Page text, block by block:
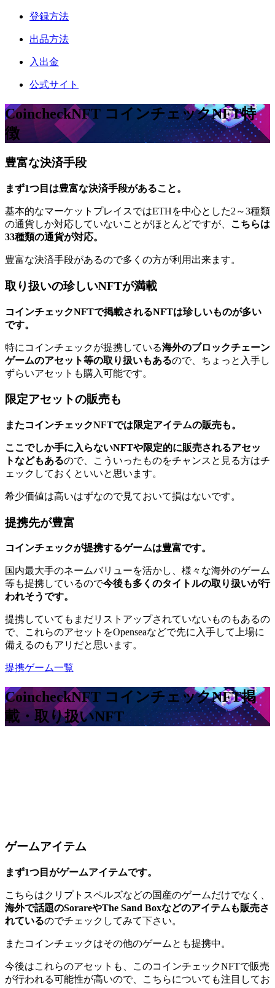
登録方法
出品方法
入出金
公式サイト
CoincheckNFT コインチェックNFT特
徴
豊富な決済手段
まず1つ目は豊富な決済手段があること。
基本的なマーケットプレイスではETHを中心とした2～3種類
の通貨しか対応していないことがほとんどですが、 こちらは
33種類の通貨が対応。
豊富な決済手段があるので多くの方が利用出来ます。
取り扱いの珍しいNFTが満載
コインチェックNFTで掲載されるNFTは珍しいものが多い
です。
特にコインチェックが提携している海外のブロックチェーン
ゲームのアセット等の取り扱いもあるので、ちょっと入手し
ずらいアセットも購入可能です。
限定アセットの販売も
またコインチェックNFTでは限定アイテムの販売も。
ここでしか手に入らないNFTや限定的に販売されるアセッ
トなどもあるので、こういったものをチャンスと見る方はチ
ェックしておくといいと思います。
希少価値は高いはずなので見ておいて損はないです。
提携先が豊富
コインチェックが提携するゲームは豊富です。
国内最大手のネームバリューを活かし、様々な海外のゲーム
等も提携しているので今後も多くのタイトルの取り扱いが行
われそうです。
提携していてもまだリストアップされていないものもあるの
で、これらのアセットをOpenseaなどで先に入手して上場に
備えるのもアリだと思います。
提携ゲーム一覧
CoincheckNFT コインチェックNFT掲
載・取り扱いNFT
ゲームアイテム
まず1つ目がゲームアイテムです。
こちらはクリプトスペルズなどの国産のゲームだけでなく、
海外で話題のSorareやThe Sand Boxなどのアイテムも販売さ
れているのでチェックしてみて下さい。
またコインチェックはその他のゲームとも提携中。
今後はこれらのアセットも、このコインチェックNFTで販売
が行われる可能性が高いので、こちらについても注目してお